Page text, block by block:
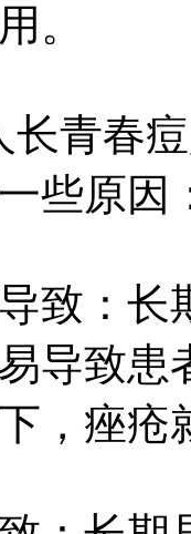
。
青春痘
些原因
：长
导致患
，痤疮